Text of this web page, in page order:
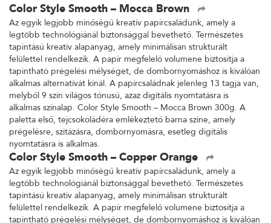
Color Style Smooth – Mocca Brown
Az egyik legjobb minőségű kreatív papírcsaládunk, amely a
legtöbb technológiánál biztonsággal bevethető. Természetes
tapintású kreatív alapanyag, amely minimálisan strukturált
felülettel rendelkezik. A papír megfelelő volumene biztosítja a
tapintható prégelési mélységet, de dombornyomáshoz is kiválóan
alkalmas alternatívát kínál. A papírcsaládnak jelenleg 13 tagja van,
melyből 9 szín világos tónusú, azaz digitális nyomtatásra is
alkalmas színalap. Color Style Smooth – Mocca Brown 300g. A
paletta első, tejcsokoládéra emlékeztető barna színe, amely
prégelésre, szitázásra, dombornyomásra, esetleg digitális
nyomtatásra is alkalmas.
Color Style Smooth – Copper Orange
Az egyik legjobb minőségű kreatív papírcsaládunk, amely a
legtöbb technológiánál biztonsággal bevethető. Természetes
tapintású kreatív alapanyag, amely minimálisan strukturált
felülettel rendelkezik. A papír megfelelő volumene biztosítja a
tapintható prégelési mélységet, de dombornyomáshoz is kiválóan